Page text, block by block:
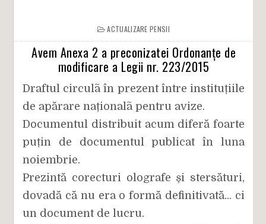
ACTUALIZARE PENSII
Avem Anexa 2 a preconizatei Ordonanțe de
modificare a Legii nr. 223/2015
Draftul circulã în prezent între instituțiile
de apărare naționalã pentru avize.
Documentul distribuit acum diferă foarte
puțin de documentul publicat în luna
noiembrie.
Prezintă corecturi olografe și stersături,
dovadă că nu era o formă definitivată... ci
un document de lucru.